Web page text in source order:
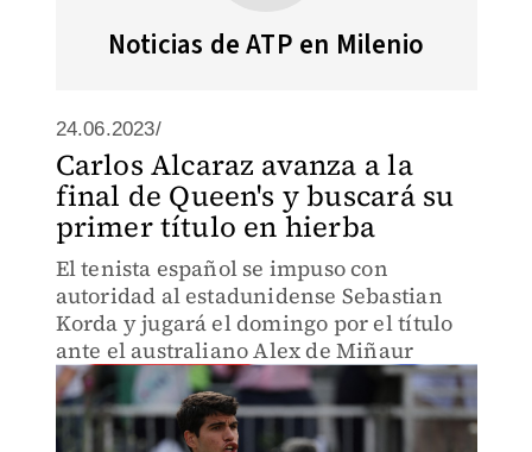
Noticias de ATP en Milenio
24.06.2023/
Carlos Alcaraz avanza a la
final de Queen's y buscará su
primer título en hierba
El tenista español se impuso con
autoridad al estadunidense Sebastian
Korda y jugará el domingo por el título
ante el australiano Alex de Miñaur